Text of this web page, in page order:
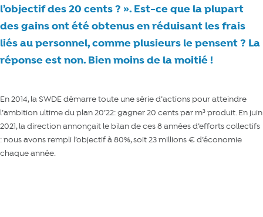
l’objectif des 20 cents ? ». Est-ce que la plupart
des gains ont été obtenus en réduisant les frais
liés au personnel, comme plusieurs le pensent ? La
réponse est non. Bien moins de la moitié !
En 2014, la SWDE démarre toute une série d’actions pour atteindre
l’ambition ultime du plan 20’22: gagner 20 cents par m³ produit. En juin
2021, la direction annonçait le bilan de ces 8 années d’efforts collectifs
: nous avons rempli l’objectif à 80%, soit 23 millions € d’économie
chaque année.